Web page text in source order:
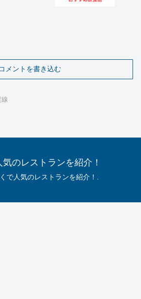
コメントを書き込む
のレストランを紹介！
で人気のレストランを紹介！.